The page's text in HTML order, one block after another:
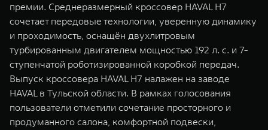
премии. Среднеразмерный кроссовер HAVAL H7
сочетает передовые технологии, уверенную динамику
и проходимость, оснащён двухлитровым
турбированным двигателем мощностью 192 л. с. и 7-
ступенчатой роботизированной коробкой передач.
Выпуск кроссовера HAVAL H7 налажен на заводе
HAVAL в Тульской области. В рамках голосования
пользователи отметили сочетание просторного и
продуманного салона, комфортной подвески,